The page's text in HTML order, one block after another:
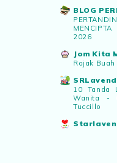
BLOG
MENCIPTA
2026
Jom Kita
Rojak
10 Tanda
Wanita -
Tuccillo